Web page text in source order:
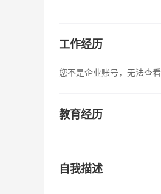
工作经历
您不是企业账号，无法查看
教育经历
自我描述